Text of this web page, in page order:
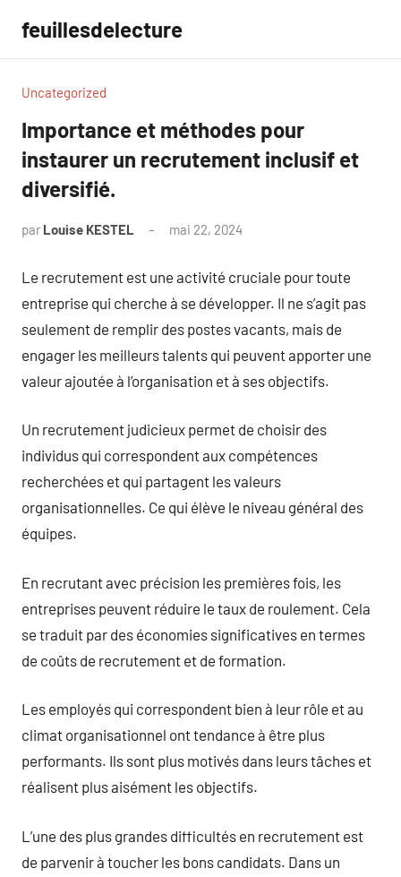
contenu
feuillesdelecture
Uncategorized
Importance et méthodes pour
instaurer un recrutement inclusif et
diversifié.
par Louise KESTEL mai 22, 2024
Le recrutement est une activité cruciale pour toute
entreprise qui cherche à se développer. Il ne s’agit pas
seulement de remplir des postes vacants, mais de
engager les meilleurs talents qui peuvent apporter une
valeur ajoutée à l’organisation et à ses objectifs.
Un recrutement judicieux permet de choisir des
individus qui correspondent aux compétences
recherchées et qui partagent les valeurs
organisationnelles. Ce qui élève le niveau général des
équipes.
En recrutant avec précision les premières fois, les
entreprises peuvent réduire le taux de roulement. Cela
se traduit par des économies significatives en termes
de coûts de recrutement et de formation.
Les employés qui correspondent bien à leur rôle et au
climat organisationnel ont tendance à être plus
performants. Ils sont plus motivés dans leurs tâches et
réalisent plus aisément les objectifs.
L’une des plus grandes difficultés en recrutement est
de parvenir à toucher les bons candidats. Dans un